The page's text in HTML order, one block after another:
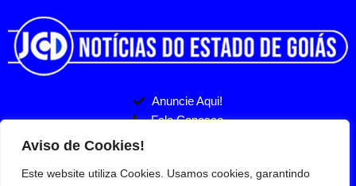
Anuncie Aqui!
Fale Conosco
Politicas de Privacidade